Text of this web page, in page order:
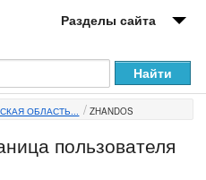
Разделы сайта
ОБЛАСТЬ... ZHANDOS
пользователя